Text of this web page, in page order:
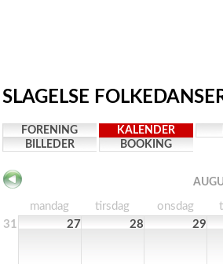
SLAGELSE
FORENING KALENDER
BILLEDER
BOOKING
mandag tirsdag onsdag
31
27 28 29